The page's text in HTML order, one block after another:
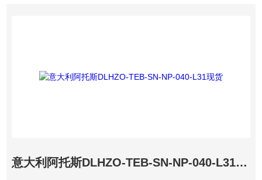
意大利阿托斯DLHZO-TEB-SN-NP-040-L31现货